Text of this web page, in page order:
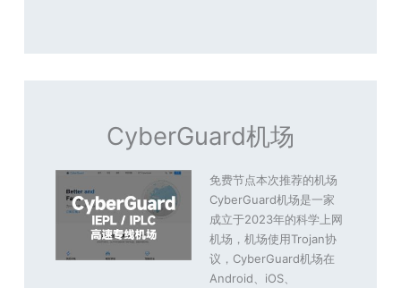
CyberGuard机场
免费节点本次推荐的机场
CyberGuard机场是一家
成立于2023年的科学上网
机场，机场使用Trojan协
议，CyberGuard机场在
Android、iOS、